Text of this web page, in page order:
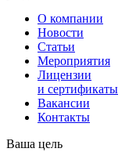
О компании
Новости
Статьи
Мероприятия
Лицензии
и сертификаты
Вакансии
Контакты
Ваша цель